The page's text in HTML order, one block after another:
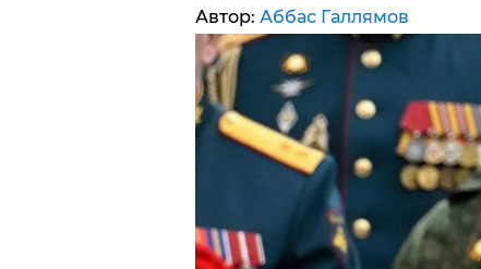
Автор: Аббас Галлямов